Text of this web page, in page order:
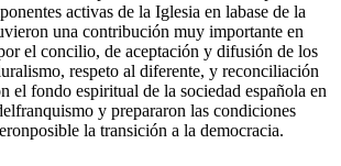
activas de la Iglesia en labase de la
una contribución muy importante en
el concilio, de aceptación y difusión de los
respeto al diferente, y reconciliación
el fondo espiritual de la sociedad española en
y prepararon las condiciones
la transición a la democracia.